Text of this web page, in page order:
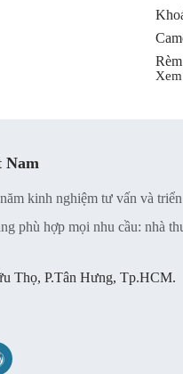
Nam
kinh nghiệm tư vấn và
phù hợp mọi nhu cầu: nhà
Thọ, P.Tân Hưng, Tp.HCM.